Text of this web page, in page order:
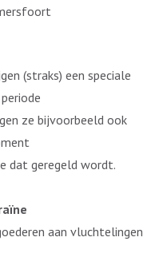
(straks) een speciale
ze bijvoorbeeld ook
dat geregeld wordt.
aan vluchtelingen